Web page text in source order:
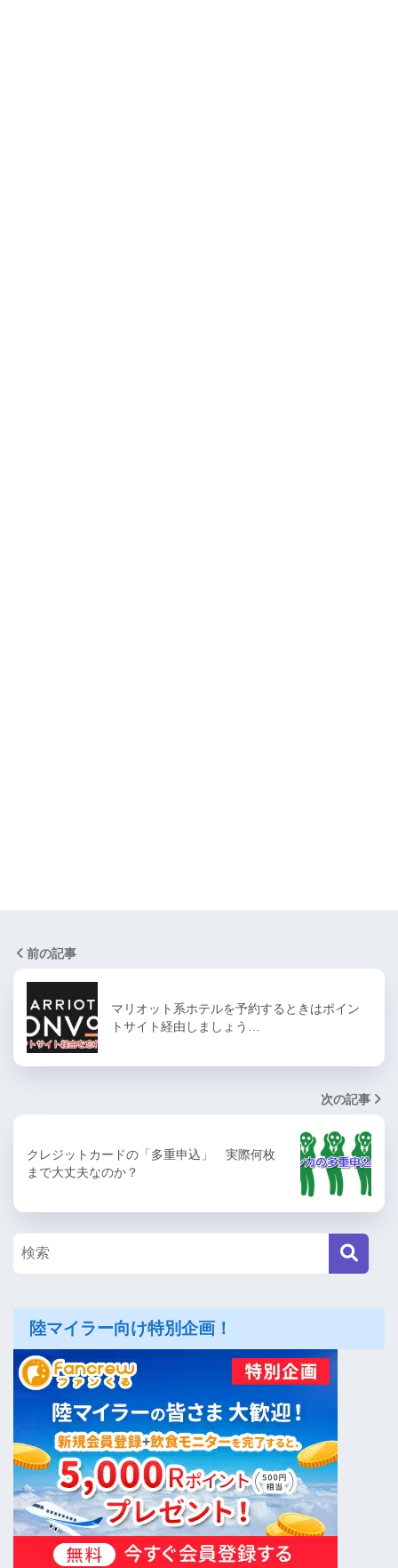
前の記事
マリオット系ホテルを予約するときはポイン
トサイト経由しましょう…
次の記事
クレジットカードの「多重申込」 実際何枚
まで大丈夫なのか？
陸マイラー向け特別企画！